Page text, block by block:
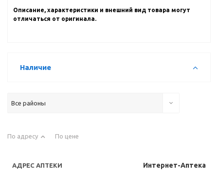
Описание, характеристики и внешний вид товара могут
отличаться от оригинала.
Наличие
Все районы
По адресу По цене
Интернет-Аптека